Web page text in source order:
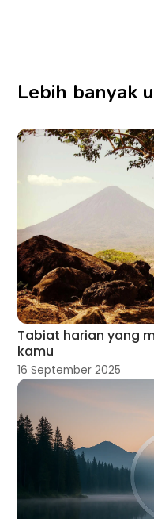
Lebih banyak
Tabiat harian yang
kamu
16 September 2025